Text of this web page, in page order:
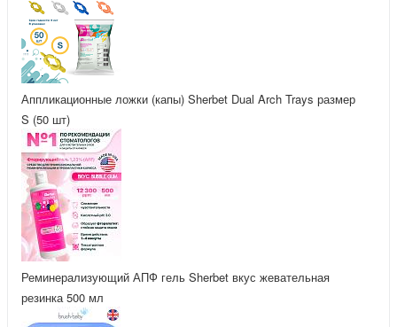
Аппликационные ложки (капы) Sherbet Dual Arch Trays размер
S (50 шт)
Реминерализующий АПФ гель Sherbet вкус жевательная
резинка 500 мл